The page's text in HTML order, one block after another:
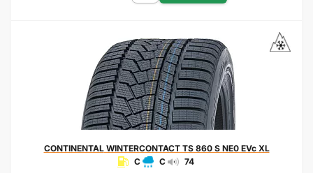
CONTINENTALWINTERCONTACT TS 860 S NE0 EVc XL
C
C 74